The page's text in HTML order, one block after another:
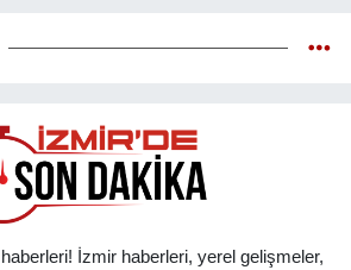
İzmir haberleri, yerel gelişmeler,